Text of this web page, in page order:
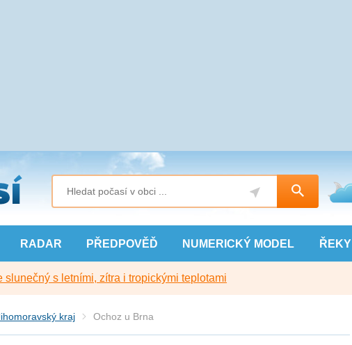
RADAR PŘEDPOVĚĎ NUMERICKÝ MODEL ŘEKY
slunečný s letními, zítra i tropickými teplotami
kraj Ochoz u Brna